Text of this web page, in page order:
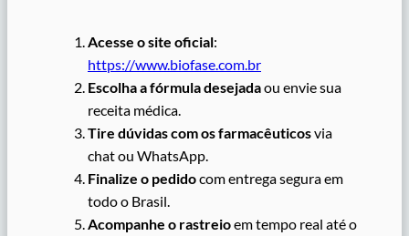
Acesse o site oficial:
https://www.biofase.com.br
Escolha a fórmula desejadaou envie sua
receita médica.
Tire dúvidas com os farmacêuticosvia
chat ou WhatsApp.
Finalize o pedidocom entrega segura em
todo o Brasil.
Acompanhe o rastreioem tempo real até o